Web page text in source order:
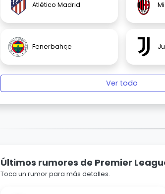
Atlético Madrid
Fenerbahçe
Ver todo
Últimos rumores de Premier
Toca un rumor para más detalles.